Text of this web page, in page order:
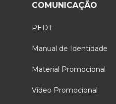
COMUNICAÇÃO
PEDT
Manual de Identidade
Material Promocional
Vídeo Promocional